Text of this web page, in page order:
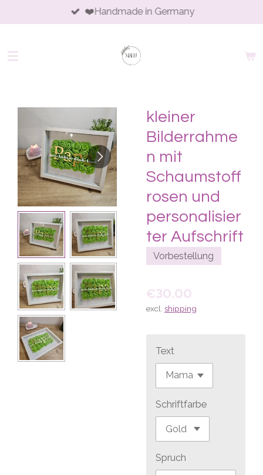
to
content
❤️Handmade in Germany
kleiner
Bilderrahme
n mit
Schaumstoff
rosen und
personalisier
ter Aufschrift
Vorbestellung
€30.00
excl. shipping
Text
Schriftfarbe
Spruch